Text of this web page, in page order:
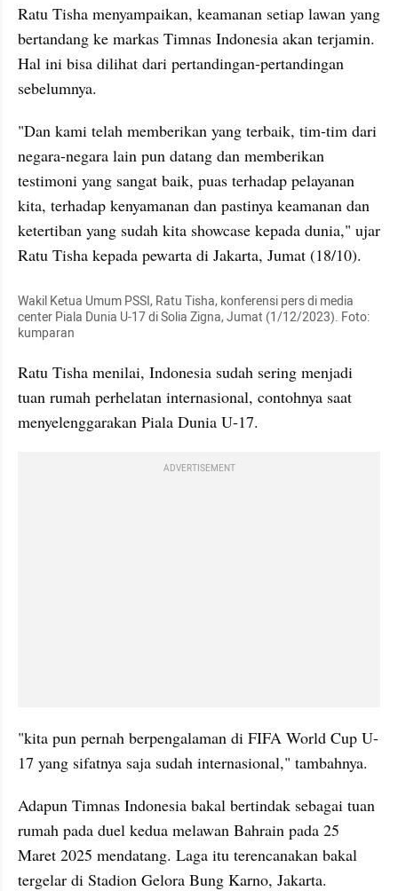
Ratu Tisha menyampaikan, keamanan setiap lawan yang
bertandang ke markas Timnas Indonesia akan terjamin.
Hal ini bisa dilihat dari pertandingan-pertandingan
sebelumnya.
"Dan kami telah memberikan yang terbaik, tim-tim dari
negara-negara lain pun datang dan memberikan
testimoni yang sangat baik, puas terhadap pelayanan
kita, terhadap kenyamanan dan pastinya keamanan dan
ketertiban yang sudah kita showcase kepada dunia," ujar
Ratu Tisha kepada pewarta di Jakarta, Jumat (18/10).
Wakil Ketua Umum PSSI, Ratu Tisha, konferensi pers di media
center Piala Dunia U-17 di Solia Zigna, Jumat (1/12/2023). Foto:
kumparan
Ratu Tisha menilai, Indonesia sudah sering menjadi
tuan rumah perhelatan internasional, contohnya saat
menyelenggarakan Piala Dunia U-17.
ADVERTISEMENT
"kita pun pernah berpengalaman di FIFA World Cup U-
17 yang sifatnya saja sudah internasional," tambahnya.
Adapun Timnas Indonesia bakal bertindak sebagai tuan
rumah pada duel kedua melawan Bahrain pada 25
Maret 2025 mendatang. Laga itu terencanakan bakal
tergelar di Stadion Gelora Bung Karno, Jakarta.